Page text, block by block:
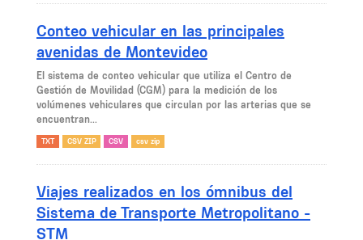
Conteo vehicular en las principales
avenidas de Montevideo
El sistema de conteo vehicular que utiliza el Centro de
Gestión de Movilidad (CGM) para la medición de los
volúmenes vehiculares que circulan por las arterias que se
encuentran...
TXT CSV ZIP CSV csv zip
Viajes realizados en los ómnibus del
Sistema de Transporte Metropolitano -
STM